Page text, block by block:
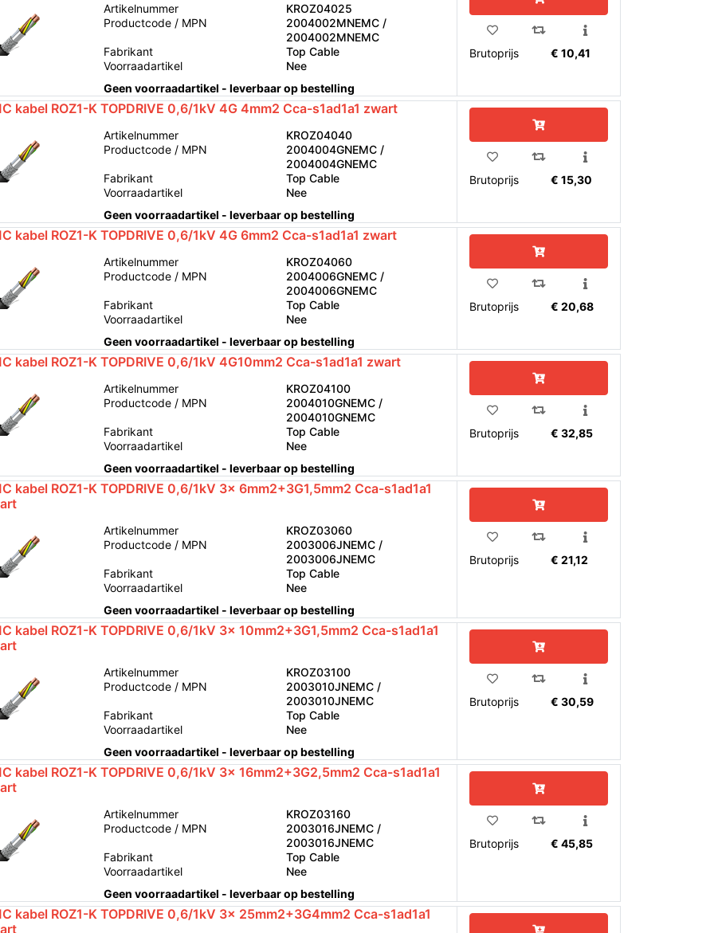
Artikelnummer
KROZ04025
Productcode / MPN
2004002MNEMC /
2004002MNEMC
Fabrikant
Top Cable
Voorraadartikel
Nee
Geen voorraadartikel - leverbaar op bestelling
Brutoprijs € 10,41
kabel ROZ1-K TOPDRIVE 0,6/1kV 4G 4mm2 Cca-s1ad1a1 zwart
Artikelnummer
KROZ04040
Productcode / MPN
2004004GNEMC /
2004004GNEMC
Fabrikant
Top Cable
Voorraadartikel
Nee
Geen voorraadartikel - leverbaar op bestelling
Brutoprijs € 15,30
kabel ROZ1-K TOPDRIVE 0,6/1kV 4G 6mm2 Cca-s1ad1a1 zwart
Artikelnummer
KROZ04060
Productcode / MPN
2004006GNEMC /
2004006GNEMC
Fabrikant
Top Cable
Voorraadartikel
Nee
Geen voorraadartikel - leverbaar op bestelling
Brutoprijs € 20,68
kabel ROZ1-K TOPDRIVE 0,6/1kV 4G10mm2 Cca-s1ad1a1 zwart
Artikelnummer
KROZ04100
Productcode / MPN
2004010GNEMC /
2004010GNEMC
Fabrikant
Top Cable
Voorraadartikel
Nee
Geen voorraadartikel - leverbaar op bestelling
Brutoprijs € 32,85
kabel ROZ1-K TOPDRIVE 0,6/1kV 3x 6mm2+3G1,5mm2 Cca-s1ad1a1
Artikelnummer
KROZ03060
Productcode / MPN
2003006JNEMC /
2003006JNEMC
Fabrikant
Top Cable
Voorraadartikel
Nee
Geen voorraadartikel - leverbaar op bestelling
Brutoprijs € 21,12
kabel ROZ1-K TOPDRIVE 0,6/1kV 3x 10mm2+3G1,5mm2 Cca-s1ad1a1
Artikelnummer
KROZ03100
Productcode / MPN
2003010JNEMC /
2003010JNEMC
Fabrikant
Top Cable
Voorraadartikel
Nee
Geen voorraadartikel - leverbaar op bestelling
Brutoprijs € 30,59
kabel ROZ1-K TOPDRIVE 0,6/1kV 3x 16mm2+3G2,5mm2 Cca-s1ad1a1
Artikelnummer
KROZ03160
Productcode / MPN
2003016JNEMC /
2003016JNEMC
Fabrikant
Top Cable
Voorraadartikel
Nee
Geen voorraadartikel - leverbaar op bestelling
Brutoprijs € 45,85
kabel ROZ1-K TOPDRIVE 0,6/1kV 3x 25mm2+3G4mm2 Cca-s1ad1a1